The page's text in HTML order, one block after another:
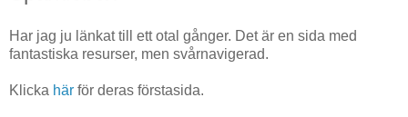
Har jag ju länkat till ett otal gånger. Det är en sida med
fantastiska resurser, men svårnavigerad.
Klicka här för deras förstasida.